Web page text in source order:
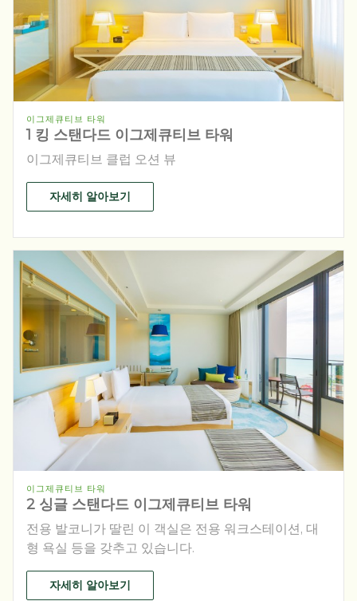
이그제큐티브 타워
1 킹 스탠다드 이그제큐티브 타워
이그제큐티브 클럽 오션 뷰
자세히 알아보기
이그제큐티브 타워
2 싱글 스탠다드 이그제큐티브 타워
전용 발코니가 딸린 이 객실은 전용 워크스테이션, 대
형 욕실 등을 갖추고 있습니다.
자세히 알아보기